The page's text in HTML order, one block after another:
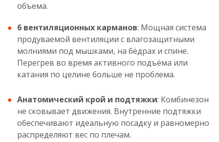
объема.
6 вентиляционных карманов: Мощная система
продуваемой вентиляции с влагозащитными
молниями под мышками, на бёдрах и спине.
Перегрев во время активного подъёма или
катания по целине больше не проблема.
Анатомический крой и подтяжки: Комбинезон
не сковывает движения. Внутренние подтяжки
обеспечивают идеальную посадку и равномерно
распределяют вес по плечам.